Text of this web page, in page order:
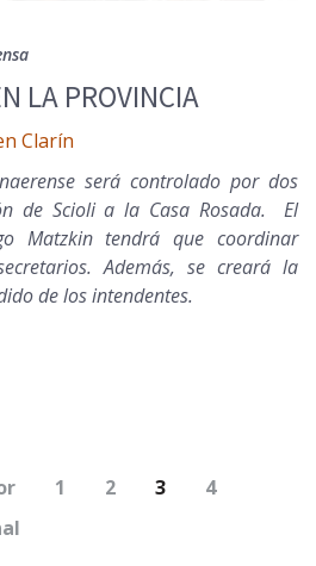
LA PROVINCIA
Clarín
será controlado por dos
de Scioli a la Casa Rosada. El
Matzkin tendrá que coordinar
Además, se creará la
de los intendentes.
1 2 3
4